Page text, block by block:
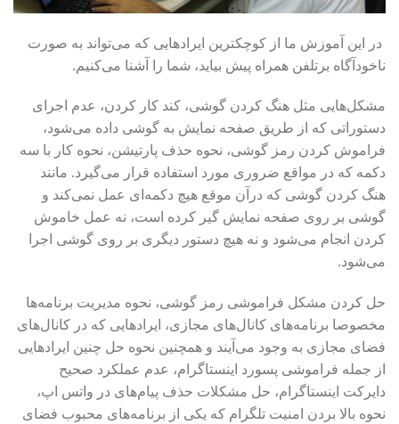
در این آموزش ما از کوچکترین ایرادهایی که می‌تواند به صورت
ناخودآگاه برتلفن همراه پیش بیاید، شما را آشنا می‌کنیم.
مشکل‌هایی مثل هنگ کردن گوشی، کند کار کردن، عدم اجرای
دستوراتی که از طریق صفحه نمایش به گوشی داده می‌شود،
فراموش کردن رمز گوشی، نحوه حذف پارتیشن، نحوه کار با سه
دکمه که در مواقع ضروری مورد استفاده قرار می‌گیرد. مانند
هنگ کردن گوشی که درآن موقع هیچ دکمه‌ای عمل نمی‌کند و
گوشی بر روی صفحه نمایش گیر کرده است، نه عمل خاموش
کردن انجام می‌شود و نه هیچ دستور دیگری بر روی گوشی اجرا
می‌شود.
حل کردن مشکل فراموشی رمز گوشی، نحوه مدیریت برنامه‌ها
مخصوصا برنامه‌های کانال‌های مجازی، ایرادهایی که در کانال‌های
فضای مجازی به وجود می‌آیند و همچنین نحوه حل چنین ایرادهایی
از جمله فراموشی پسورد اینستاگرام، عدم عملکرد صحیح
دایرکت اینستاگرام، حل مشکلات حذف پیام‌های در واتس اپ،
نحوه بالا بردن امنیت تلگرام که یکی از برنامه‌های محبوب فضای